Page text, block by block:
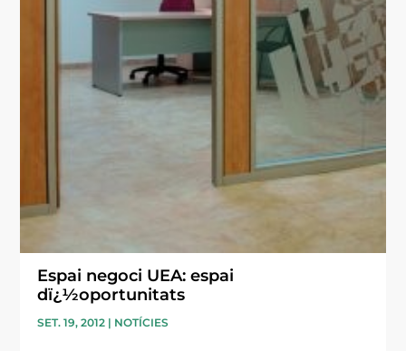
Espai negoci UEA: espai
dï¿½oportunitats
SET. 19, 2012 | NOTÍCIES